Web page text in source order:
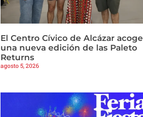
El Centro Cívico de Alcázar acoge
una nueva edición de las Paleto
Returns
agosto 5, 2026